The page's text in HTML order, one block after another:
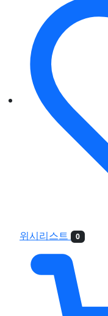
위시리스트 0